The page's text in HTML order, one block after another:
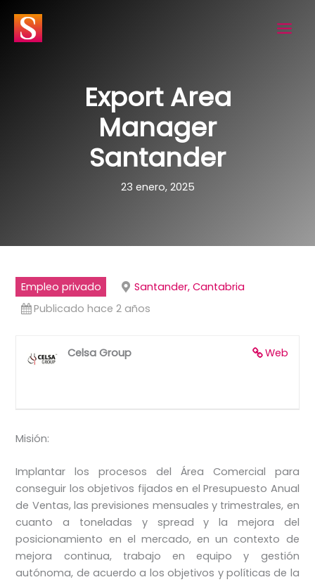
contenido
Export Area
Manager
Santander
23 enero, 2025
Empleo privado
Santander, Cantabria
Publicado hace 2 años
Web
Celsa Group
Misión:
Implantar los procesos del Área Comercial para
conseguir los objetivos fijados en el Presupuesto Anual
de Ventas, las previsiones mensuales y trimestrales, en
cuanto a toneladas y spread y la mejora del
posicionamiento en el mercado, en un contexto de
mejora continua, trabajo en equipo y gestión
autónoma, de acuerdo a los objetivos y políticas de la